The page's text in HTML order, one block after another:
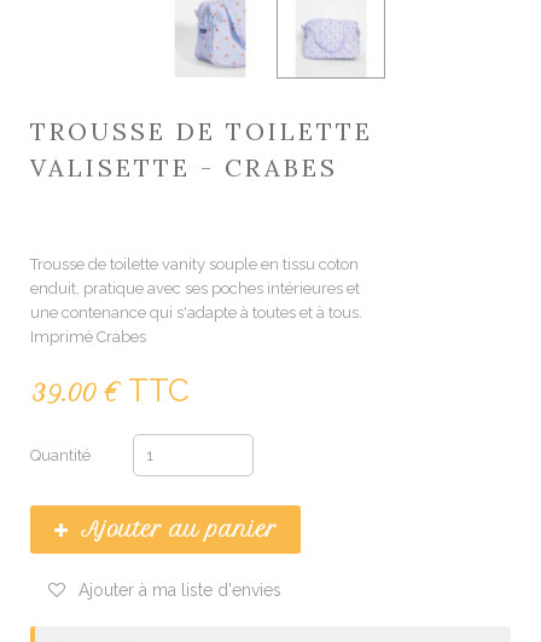
TROUSSE DE TOILETTE
VALISETTE - CRABES
Trousse de toilette vanity souple en tissu coton
enduit, pratique avec ses poches intérieures et
une contenance qui s'adapte à toutes et à tous.
Imprimé Crabes
39.00 €TTC
Quantité
Ajouter au panier
Ajouter à ma liste d'envies